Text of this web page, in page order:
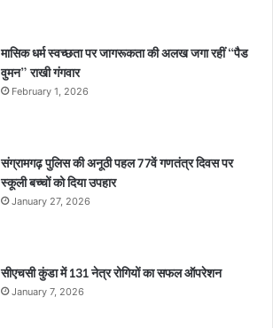
मासिक धर्म स्वच्छता पर जागरूकता की अलख जगा रहीं “पैड
वुमन” राखी गंगवार
February 1, 2026
संग्रामगढ़ पुलिस की अनूठी पहल 77वें गणतंत्र दिवस पर
स्कूली बच्चों को दिया उपहार
January 27, 2026
सीएचसी कुंडा में 131 नेत्र रोगियों का सफल ऑपरेशन
January 7, 2026